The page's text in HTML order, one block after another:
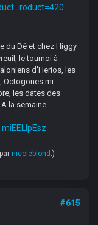
du Dé et chez Higgy
le tournoi à
d'Herios, les
Octogones mi-
les dates des
la semaine
nicoleblond .)
#615